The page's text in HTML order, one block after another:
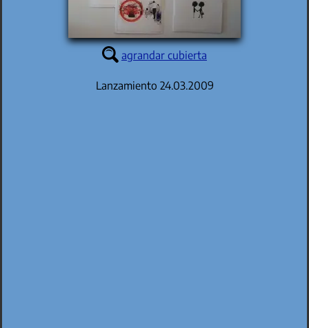
agrandar cubierta
Lanzamiento 24.03.2009